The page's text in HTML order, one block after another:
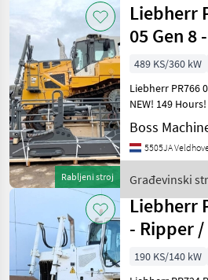
Kategorija 4 Država
TRENUTNA
STAZA
Izgradnja
Gradevinski
Strojevi
Ostali
Gradevinski
Strojevi
ODABERITE
KATEGORIJU
Poništi
Prikaži 2
rezultata
Rabljeni stroj
Liebherr
05 Gen 8
149
Certified
489 KS/360 kW
Liebherr PR766
NEW! 149 Hours!
Certified Year:
Reference
BM006462 Hours: 149
Veldhoven, Netherlands
Certificat
Boss
5505JA
Građevinski
Liebherr
Liebherr
- Ripper /
Blade /
190 KS/140 kW